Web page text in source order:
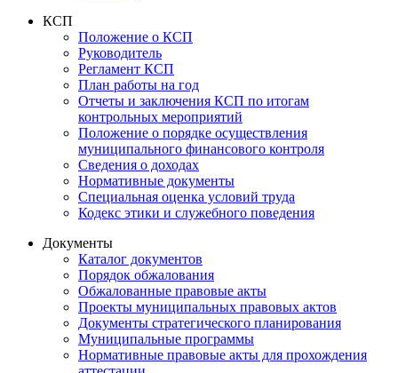
КСП
Положение о КСП
Руководитель
Регламент КСП
План работы на год
Отчеты и заключения КСП по итогам
контрольных мероприятий
Положение о порядке осуществления
муниципального финансового контроля
Сведения о доходах
Нормативные документы
Специальная оценка условий труда
Кодекс этики и служебного поведения
Документы
Каталог документов
Порядок обжалования
Обжалованные правовые акты
Проекты муниципальных правовых актов
Документы стратегического планирования
Муниципальные программы
Нормативные правовые акты для прохождения